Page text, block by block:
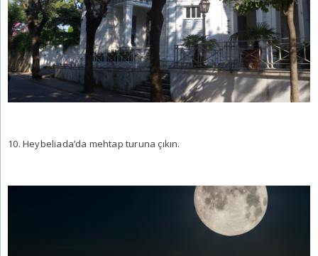
10. Heybeliada’da mehtap turuna çıkın.